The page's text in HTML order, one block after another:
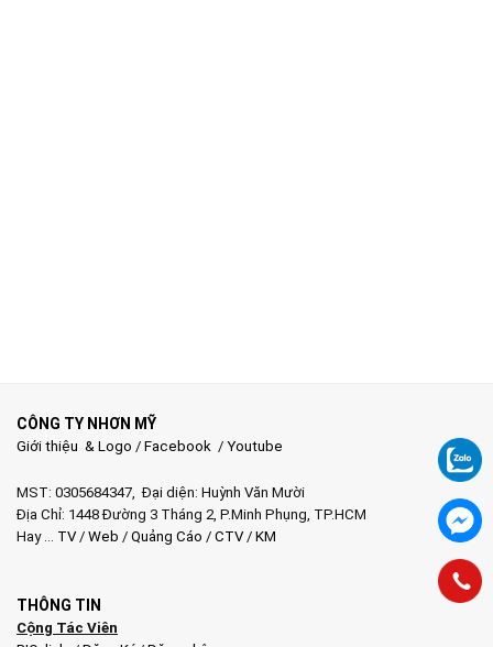
CÔNG TY NHƠN MỸ
Giới thiệu & Logo / Facebook / Youtube
MST: 0305684347, Đại diện: Huỳnh Văn Mười
Địa Chỉ: 1448 Đường 3 Tháng 2, P.Minh Phụng, TP.HCM
Hay … TV/ Web / Quảng Cáo / CTV/ KM
THÔNG TIN
Cộng Tác Viên